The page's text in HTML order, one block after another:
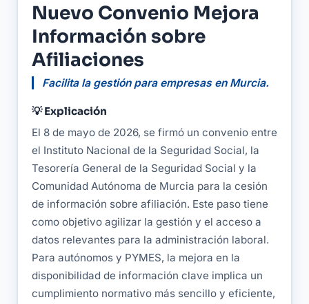
Nuevo Convenio Mejora
Información sobre
Afiliaciones
Facilita la gestión para empresas en Murcia.
💡 Explicación
El 8 de mayo de 2026, se firmó un convenio entre
el Instituto Nacional de la Seguridad Social, la
Tesorería General de la Seguridad Social y la
Comunidad Autónoma de Murcia para la cesión
de información sobre afiliación. Este paso tiene
como objetivo agilizar la gestión y el acceso a
datos relevantes para la administración laboral.
Para autónomos y PYMES, la mejora en la
disponibilidad de información clave implica un
cumplimiento normativo más sencillo y eficiente,